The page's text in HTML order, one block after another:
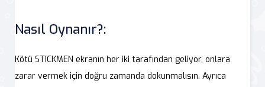
Nasıl Oynanır?:
Kötü STICKMEN ekranın her iki tarafından geliyor, onlara
zarar vermek için doğru zamanda dokunmalısın. Ayrıca